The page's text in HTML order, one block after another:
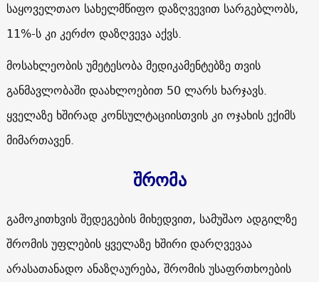
საყოველთაო სახელმწიფო დაზღვევით სარგებლობს,
11%-ს კი კერძო დაზღვევა აქვს.
მოსახლეობის უმეტესობა მედიკამენტებზე თვის
განმავლობაში დაახლოებით 50 ლარს ხარჯავს.
ყველაზე ხშირად კონსულტაციისთვის კი ოჯახის ექიმს
მიმართავენ.
შრომა
გამოკითხვის შედეგების მიხედვით, სამუშაო ადგილზე
შრომის უფლების ყველაზე ხშირი დარღვევაა
არასათანადო ანაზღაურება, შრომის უსაფრთხოების